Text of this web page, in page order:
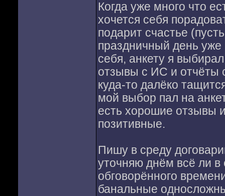
Когда уже много что
хочется себя
подарит счастье
праздничный день
себя, анкету я
отзывы с ИС и отчёты
куда-то далёко
мой выбор пал на
есть хорошие отзывы
позитивные.
Пишу в среду
уточняю днём всё ли
обговорённого
банальные